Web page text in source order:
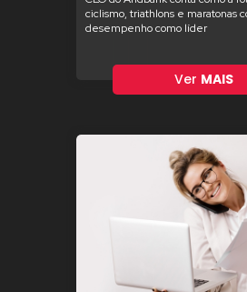
ciclismo, triathlons e maratonas
desempenho como líder
Ver MAIS